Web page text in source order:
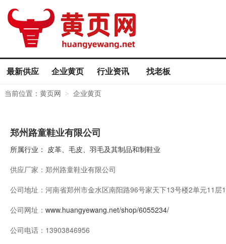
最新供应 企业黄页 行业资讯 找老板
当前位置： 黄页网 > 企业黄页
郑州路童鞋业有限公司
所属行业： 皮革、毛皮、羽毛及其制品和制鞋业
供应厂家： 郑州路童鞋业有限公司
公司地址： 河南省郑州市金水区南阳路96号家天下13号楼2单元11层
公司网址： www.huangyewang.net/shop/6055234/
公司电话： 13903846956